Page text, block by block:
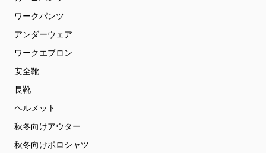
ワークパンツ
アンダーウェア
ワークエプロン
安全靴
長靴
ヘルメット
秋冬向けアウター
秋冬向けポロシャツ